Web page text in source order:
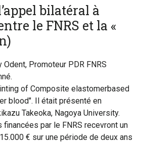
bilatéral à
le FNRS et la «
Promoteur PDR FNRS
of Composite elastomerbased
blood". Il était présenté en
Takeoka, Nagoya University.
par le FNRS recevront un
€ sur une période de deux ans